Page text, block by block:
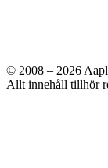
© 2008 – 2026
Allt innehåll tillhör